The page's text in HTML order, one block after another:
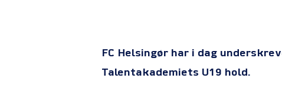
FC Helsingør har i dag
Talentakademiets U19 hold.